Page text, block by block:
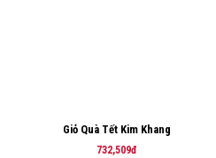
Giỏ Quà Tết Kim Khang
732,509đ